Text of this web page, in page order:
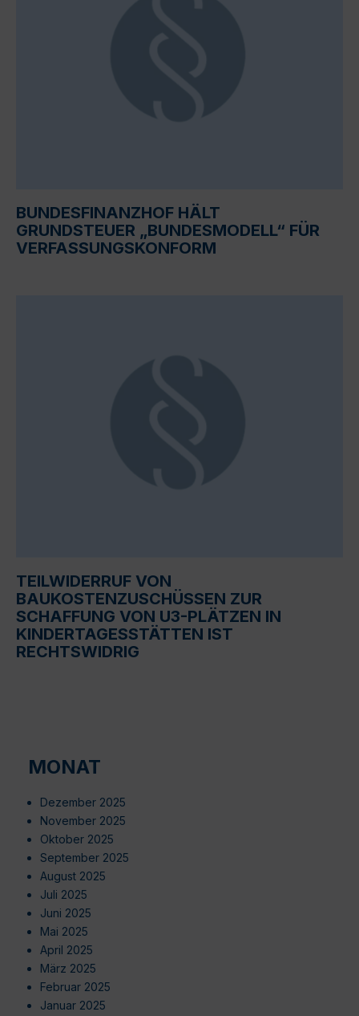
BUNDESFINANZHOF HÄLT
GRUNDSTEUER „BUNDESMODELL“ FÜR
VERFASSUNGSKONFORM
TEILWIDERRUF VON
BAUKOSTENZUSCHÜSSEN ZUR
SCHAFFUNG VON U3-PLÄTZEN IN
KINDERTAGESSTÄTTEN IST
RECHTSWIDRIG
MONAT
Dezember 2025
November 2025
Oktober 2025
September 2025
August 2025
Juli 2025
Juni 2025
Mai 2025
April 2025
März 2025
Februar 2025
Januar 2025